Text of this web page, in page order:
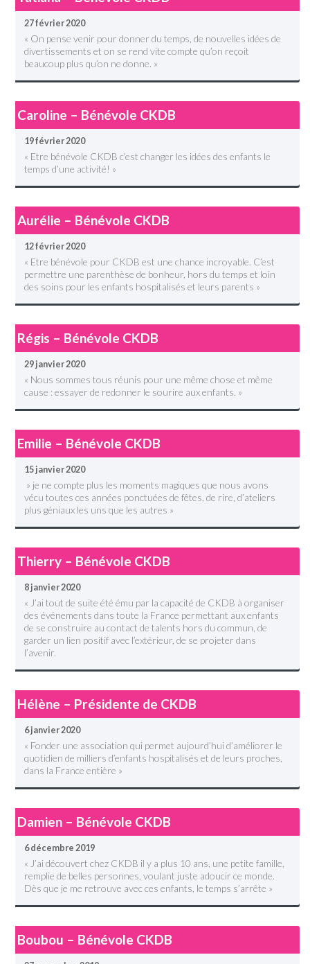
27 février 2020
« On pense venir pour donner du temps, de nouvelles idées de
divertissements et on se rend vite compte qu’on reçoit
beaucoup plus qu’on ne donne. »
Caroline – Bénévole CKDB
19 février 2020
« Etre bénévole CKDB c’est changer les idées des enfants le
temps d’une activité! »
Aurélie – Bénévole CKDB
12 février 2020
« Etre bénévole pour CKDB est une chance incroyable. C’est
permettre une parenthèse de bonheur, hors du temps et loin
des soins pour les enfants hospitalisés et leurs parents »
Régis – Bénévole CKDB
29 janvier 2020
« Nous sommes tous réunis pour une même chose et même
cause : essayer de redonner le sourire aux enfants. »
Emilie – Bénévole CKDB
15 janvier 2020
» je ne compte plus les moments magiques que nous avons
vécu toutes ces années ponctuées de fêtes, de rire, d’ateliers
plus géniaux les uns que les autres »
Thierry – Bénévole CKDB
8 janvier 2020
« J’ai tout de suite été ému par la capacité de CKDB à organiser
des événements dans toute la France permettant aux enfants
de se construire au contact de talents hors du commun, de
garder un lien positif avec l’extérieur, de se projeter dans
l’avenir.
Hélène – Présidente de CKDB
6 janvier 2020
« Fonder une association qui permet aujourd’hui d’améliorer le
quotidien de milliers d’enfants hospitalisés et de leurs proches,
dans la France entière »
Damien – Bénévole CKDB
6 décembre 2019
« J’ai découvert chez CKDB il y a plus 10 ans, une petite famille,
remplie de belles personnes, voulant juste adoucir ce monde.
Dès que je me retrouve avec ces enfants, le temps s’arrête »
Boubou – Bénévole CKDB